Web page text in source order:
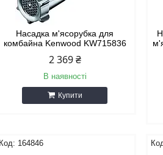
Насадка м'ясорубка для
комбайна Kenwood KW715836
2 369 ₴
В наявності
Купити
164846